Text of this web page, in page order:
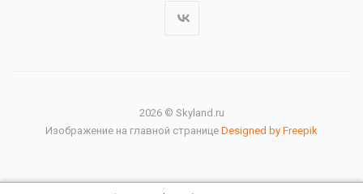
2026 © Skyland.ru
Изображение на главной странице Designed by Freepik